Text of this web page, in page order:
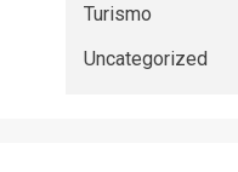
Turismo
Uncategorized